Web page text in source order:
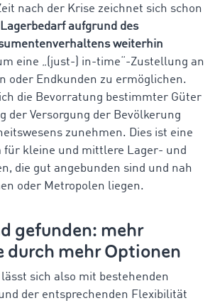
nach der Krise zeichnet sich schon
Lagerbedarf aufgrund des
weiterhin
eine „(just-) in-time“-Zustellung an
oder Endkunden zu ermöglichen.
die Bevorratung bestimmter Güter
der Versorgung der Bevölkerung
zunehmen. Dies ist eine
für kleine und mittlere Lager- und
die gut angebunden sind und nah
oder Metropolen liegen.
gefunden: mehr
durch mehr Optionen
sich also mit bestehenden
der entsprechenden Flexibilität